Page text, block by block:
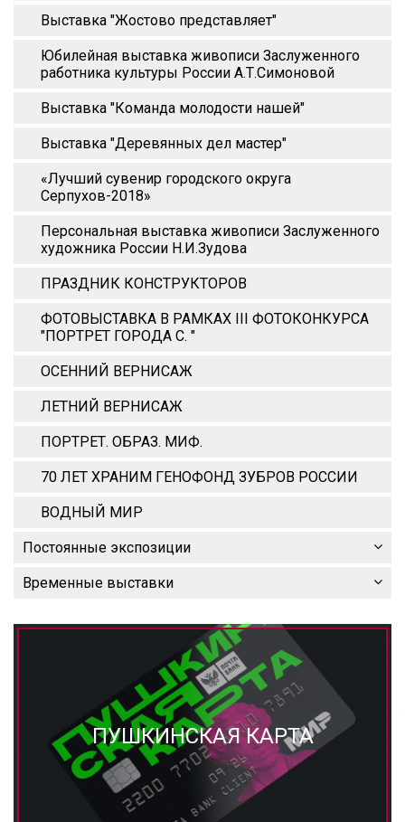
Выставка "Жостово представляет"
Юбилейная выставка живописи Заслуженного
работника культуры России А.Т.Симоновой
Выставка "Команда молодости нашей"
Выставка "Деревянных дел мастер"
«Лучший сувенир городского округа
Серпухов-2018»
Персональная выставка живописи Заслуженного
художника России Н.И.Зудова
ПРАЗДНИК КОНСТРУКТОРОВ
ФОТОВЫСТАВКА В РАМКАХ III ФОТОКОНКУРСА
"ПОРТРЕТ ГОРОДА С. "
ОСЕННИЙ ВЕРНИСАЖ
ЛЕТНИЙ ВЕРНИСАЖ
ПОРТРЕТ. ОБРАЗ. МИФ.
70 ЛЕТ ХРАНИМ ГЕНОФОНД ЗУБРОВ РОССИИ
ВОДНЫЙ МИР
Постоянные экспозиции
Временные выставки
ПУШКИНСКАЯ КАРТА